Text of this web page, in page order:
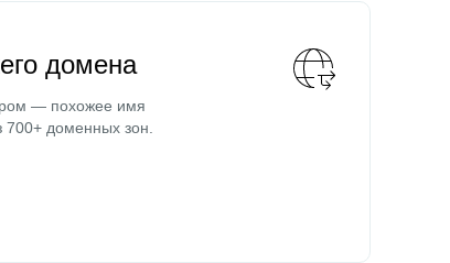
домена
— похожее имя
700+ доменных зон.